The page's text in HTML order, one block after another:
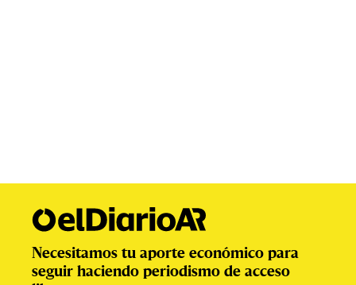
Necesitamos tu aporte económico para
seguir haciendo periodismo de acceso